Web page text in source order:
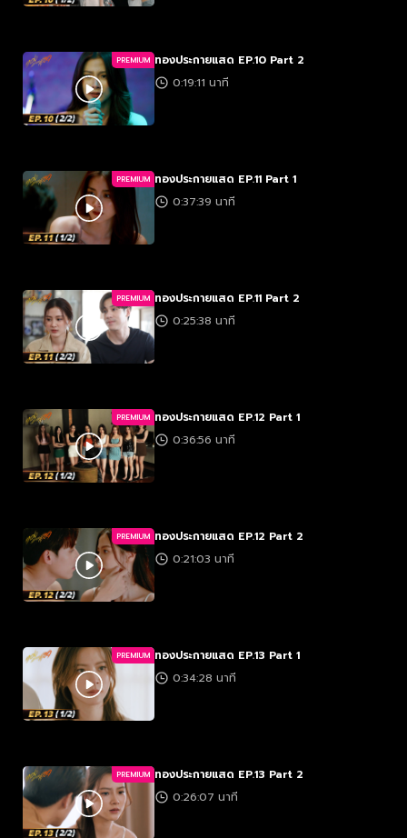
PREMIUM ทองประกายแสด EP.10 Part 2
0:19:11 นาที
PREMIUM ทองประกายแสด EP.11 Part 1
0:37:39 นาที
PREMIUM ทองประกายแสด EP.11 Part 2
0:25:38 นาที
PREMIUM ทองประกายแสด EP.12 Part 1
0:36:56 นาที
PREMIUM ทองประกายแสด EP.12 Part 2
0:21:03 นาที
PREMIUM ทองประกายแสด EP.13 Part 1
0:34:28 นาที
PREMIUM ทองประกายแสด EP.13 Part 2
0:26:07 นาที